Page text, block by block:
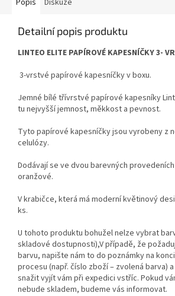
Detailní popis produktu
LINTEO ELITE PAPÍROVÉ KAPESNÍČKY 3-
3-vrstvé papírové kapesníčky v boxu.
Jemné bílé třívrstvé papírové kapesníky
tu nejvyšší jemnost, měkkost a pevnost.
Tyto papírové kapesníčky jsou vyrobeny z
celulózy.
Dodávají se ve dvou barevných
oranžové.
V krabičce, která má moderní květinový
ks.
U tohoto produktu bohužel nelze vybrat
skladové dostupnosti),V případě, že
barvu, napište nám to do poznámky na
procesu (např. číslo zboží – zvolená barva)
snažit vyjít vám při expedici vstříc. Pokud
nebude skladem, budeme vás informovat.